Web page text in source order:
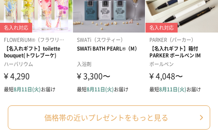
プリザーブドフラワー
ブーケ（ピンク）
（2,580円）
プリザーブドフラワー
ブーケ（ブルー）
（2,580円）
アミュレット
ク）（1,500円
愛らしいぬいぐるみを同梱してお届けします。
誕生日・記念日・出産祝いなどのシーンにおすすめです。
価格帯の近いプレゼントをもっと見る